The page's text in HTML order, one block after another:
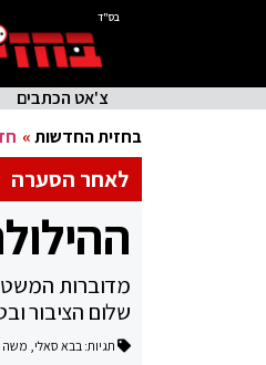
בס"ד
צ'אט הכתבים
בחזית החדשות»
לאחר הסערה
מדוברות
שלום הציבור
תגיות: בבא סאלי, משה